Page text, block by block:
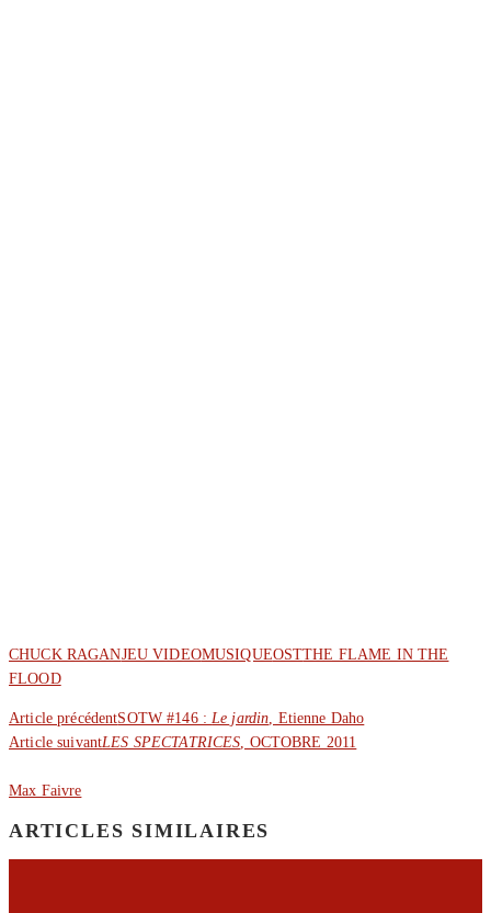
CHUCK RAGANJEU VIDEOMUSIQUEOSTTHE FLAME IN THE
FLOOD
Article précédentSOTW #146 :Le jardin, Etienne Daho
Article suivantLES SPECTATRICES, OCTOBRE 2011
Max Faivre
ARTICLES SIMILAIRES